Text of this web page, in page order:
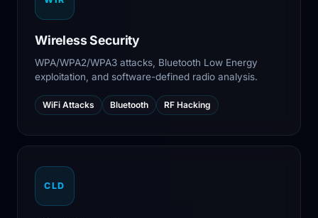
Wireless Security
WPA/WPA2/WPA3 attacks, Bluetooth Low Energy
exploitation, and software-defined radio analysis.
WiFi Attacks Bluetooth RF Hacking
CLD